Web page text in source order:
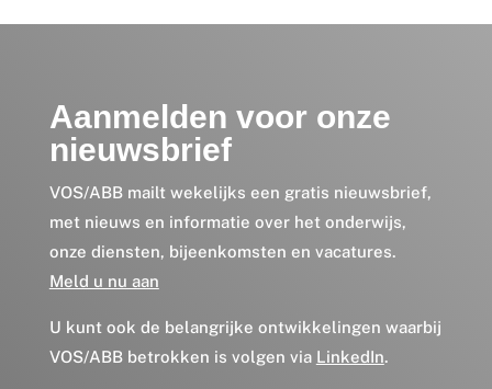
Aanmelden voor onze
nieuwsbrief
VOS/ABB mailt wekelijks een gratis nieuwsbrief,
met nieuws en informatie over het onderwijs,
onze diensten, bijeenkomsten en vacatures.
Meld u nu aan
U kunt ook de belangrijke ontwikkelingen waarbij
VOS/ABB betrokken is volgen via LinkedIn.